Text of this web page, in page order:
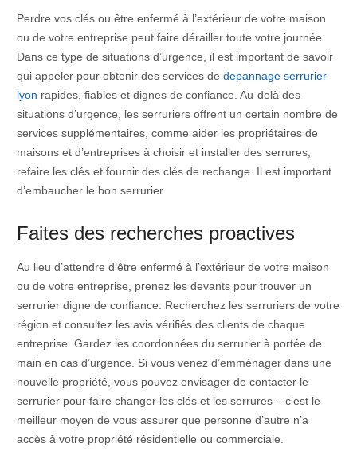
Perdre vos clés ou être enfermé à l’extérieur de votre maison
ou de votre entreprise peut faire dérailler toute votre journée.
Dans ce type de situations d’urgence, il est important de savoir
qui appeler pour obtenir des services de depannage serrurier
lyon rapides, fiables et dignes de confiance. Au-delà des
situations d’urgence, les serruriers offrent un certain nombre de
services supplémentaires, comme aider les propriétaires de
maisons et d’entreprises à choisir et installer des serrures,
refaire les clés et fournir des clés de rechange. Il est important
d’embaucher le bon serrurier.
Faites des recherches proactives
Au lieu d’attendre d’être enfermé à l’extérieur de votre maison
ou de votre entreprise, prenez les devants pour trouver un
serrurier digne de confiance. Recherchez les serruriers de votre
région et consultez les avis vérifiés des clients de chaque
entreprise. Gardez les coordonnées du serrurier à portée de
main en cas d’urgence. Si vous venez d’emménager dans une
nouvelle propriété, vous pouvez envisager de contacter le
serrurier pour faire changer les clés et les serrures – c’est le
meilleur moyen de vous assurer que personne d’autre n’a
accès à votre propriété résidentielle ou commerciale.